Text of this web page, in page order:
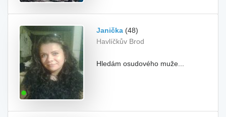
Janička (48)
Havlíčkův Brod
Hledám osudového muže...